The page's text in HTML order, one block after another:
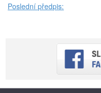
Poslední předpis: